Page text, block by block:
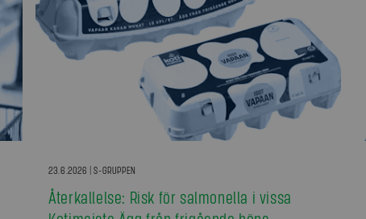
23.6.2026 | S-GRUPPEN
Återkallelse: Risk för salmonella i vissa